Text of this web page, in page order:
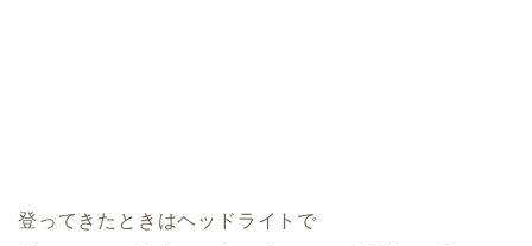
登ってきたときはヘッドライトで